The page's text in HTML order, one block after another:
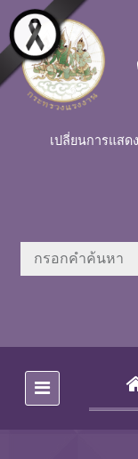
Skip to main content
เปลี่ยนการแสด